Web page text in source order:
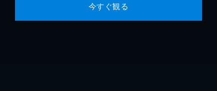
今すぐ観る